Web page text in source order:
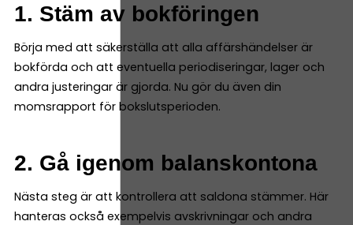
1. Stäm av bokföringen
Börja med att säkerställa att alla affärshändelser är
bokförda och att eventuella periodiseringar, lager och
andra justeringar är gjorda. Nu gör du även din
momsrapport för bokslutsperioden.
2. Gå igenom balanskontona
Nästa steg är att kontrollera att saldona stämmer. Här
hanteras också exempelvis avskrivningar och andra